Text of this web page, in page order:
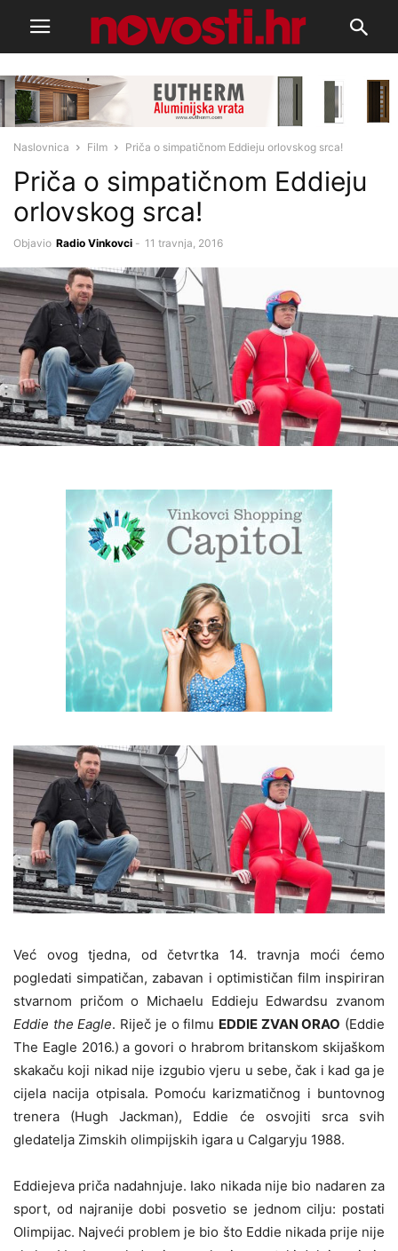
Naslovnica Film Priča o simpatičnom Eddieju orlovskog srca!
Priča o simpatičnom Eddieju
orlovskog srca!
Objavio Radio Vinkovci - 11 travnja, 2016
Već ovog tjedna, od četvrtka 14. travnja moći ćemo
pogledati simpatičan, zabavan i optimističan film inspiriran
stvarnom pričom o Michaelu Eddieju Edwardsu zvanom
Eddie the Eagle. Riječ je o filmu EDDIE ZVAN ORAO (Eddie
The Eagle 2016.) a govori o hrabrom britanskom skijaškom
skakaču koji nikad nije izgubio vjeru u sebe, čak i kad ga je
cijela nacija otpisala. Pomoću karizmatičnog i buntovnog
trenera (Hugh Jackman), Eddie će osvojiti srca svih
gledatelja Zimskih olimpijskih igara u Calgaryju 1988.
Eddiejeva priča nadahnjuje. Iako nikada nije bio nadaren za
sport, od najranije dobi posvetio se jednom cilju: postati
Olimpijac. Najveći problem je bio što Eddie nikada prije nije